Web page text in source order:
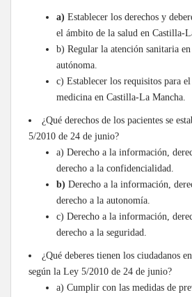
a) Establecer los derechos y
el ámbito de la salud en Castilla-
b) Regular la atención sanitaria
autónoma.
c) Establecer los requisitos para
medicina en Castilla-La Mancha.
¿Qué derechos de los pacientes se
5/2010 de 24 de junio?
a) Derecho a la información,
derecho a la confidencialidad.
b) Derecho a la información,
derecho a la autonomía.
c) Derecho a la información,
derecho a la seguridad.
¿Qué deberes tienen los ciudadanos
según la Ley 5/2010 de 24 de junio?
a) Cumplir con las medidas de